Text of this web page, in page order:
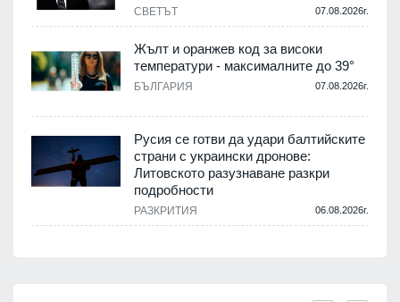
СВЕТЪТ 07.08.2026г.
Жълт и оранжев код за високи
температури - максималните до 39°
БЪЛГАРИЯ 07.08.2026г.
Русия се готви да удари балтийските
страни с украински дронове:
Литовското разузнаване разкри
подробности
РАЗКРИТИЯ 06.08.2026г.